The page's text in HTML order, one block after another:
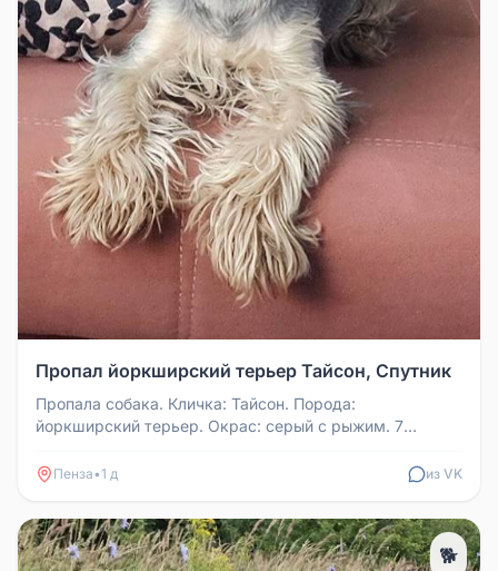
Пропал йоркширский терьер Тайсон, Спутник
Пропала собака. Кличка: Тайсон. Порода:
йоркширский терьер. Окрас: серый с рыжим. 7
Пенза•1 д из VK
🐕